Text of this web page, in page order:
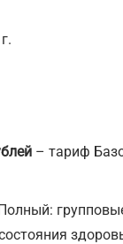
– тариф